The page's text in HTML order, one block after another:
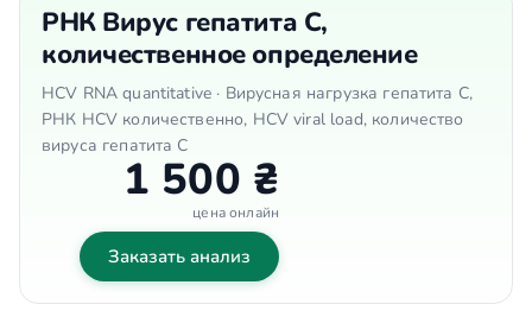
РНК Вирус гепатита С,
количественное определение
HCV RNA quantitative · Вирусная нагрузка гепатита С,
РНК HCV количественно, HCV viral load, количество
вируса гепатита С
1 500 ₴
цена онлайн
Заказать анализ